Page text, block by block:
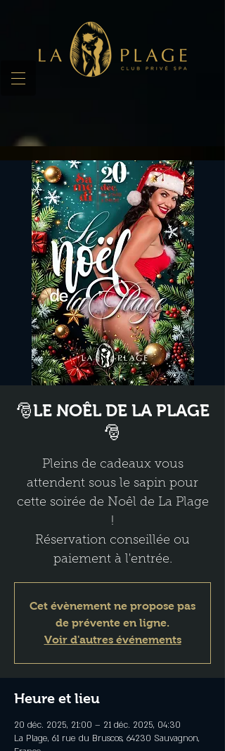
🎅LE NOÊL DE LA PLAGE
🎅
Pleins de cadeaux vous
attendent sous le sapin pour
cette soirée de Noêl de La Plage
!
Réservation conseillée ou
paiement à l'entrée.
Cet évènement ne propose pas
de prévente en ligne.
Voir d'autres événements
Heure et lieu
20 déc. 2025, 21:00 – 21 déc. 2025, 04:30
La Plage, 61 rue du Bruscos, 64230 Sauvagnon,